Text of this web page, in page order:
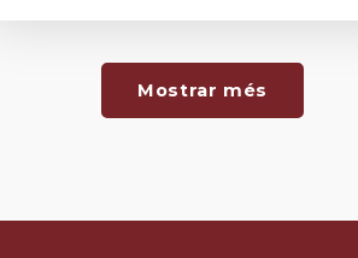
Mostrar més